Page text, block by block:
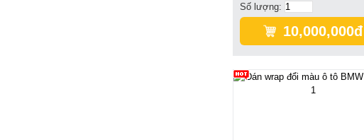
Số lượng:
10,000,000đ